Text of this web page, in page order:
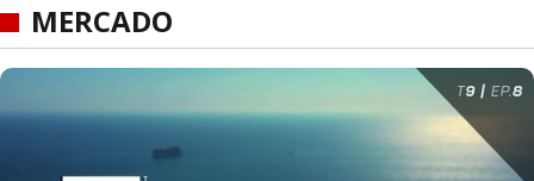
MERCADO